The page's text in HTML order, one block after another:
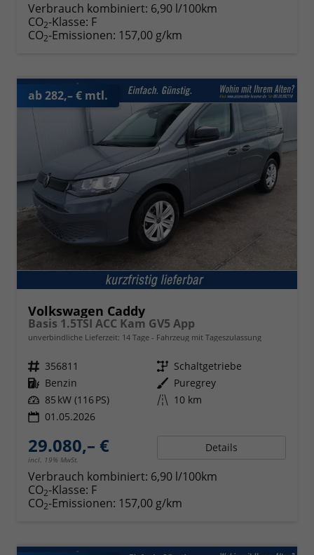
Verbrauch kombiniert: 6,90 l/100km
CO2-Klasse: F
CO2-Emissionen: 157,00 g/km
ab 282,– € mtl.
Volkswagen Caddy
Basis 1.5TSI ACC Kam GV5 App
unverbindliche Lieferzeit: 14 Tage Fahrzeug mit Tageszulassung
Fahrzeugnr. 356811 Getriebe Schaltgetriebe
Kraftstoff Benzin Außenfarbe Puregrey
Leistung 85 kW (116 PS) Kilometerstand 10 km
01.05.2026
29.080,– €
incl. 19% MwSt.
Details
Verbrauch kombiniert: 6,90 l/100km
CO2-Klasse: F
CO2-Emissionen: 157,00 g/km